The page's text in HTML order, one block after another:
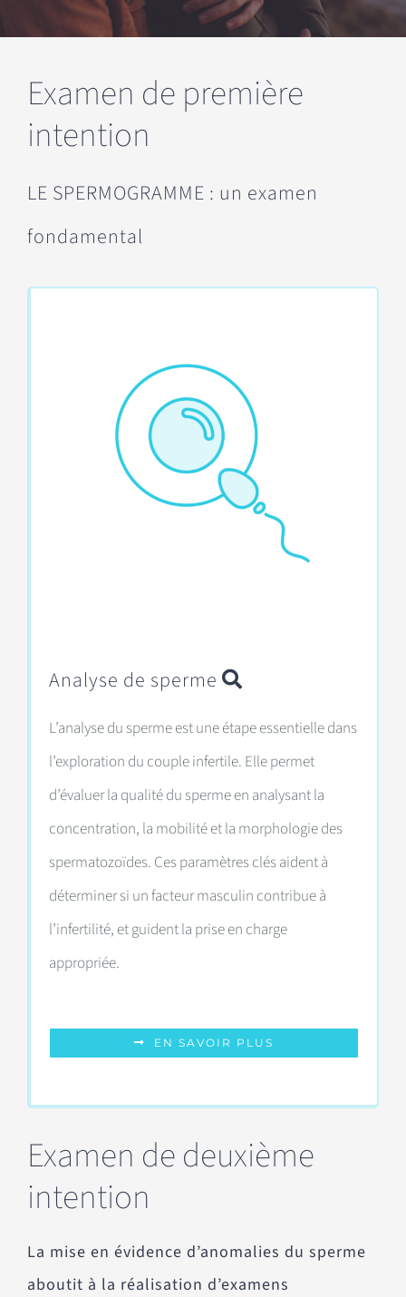
Examen de première
intention
LE SPERMOGRAMME : un examen
fondamental
Analyse de sperme
L’analyse du sperme est une étape essentielle dans
l’exploration du couple infertile. Elle permet
d’évaluer la qualité du sperme en analysant la
concentration, la mobilité et la morphologie des
spermatozoïdes. Ces paramètres clés aident à
déterminer si un facteur masculin contribue à
l’infertilité, et guident la prise en charge
appropriée.
EN SAVOIR PLUS
Examen de deuxième
intention
La mise en évidence d’anomalies du sperme
aboutit à la réalisation d’examens